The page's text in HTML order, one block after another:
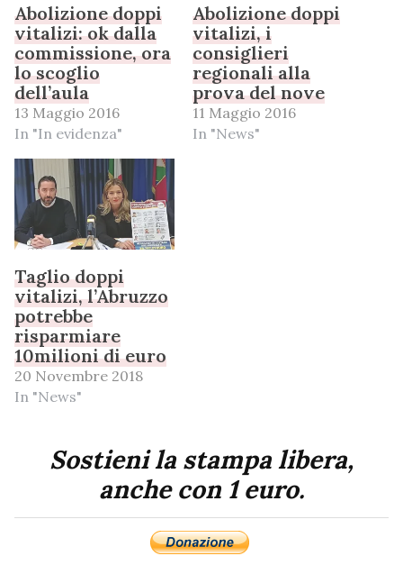
Abolizione doppi
vitalizi: ok dalla
commissione, ora
lo scoglio
dell’aula
13 Maggio 2016
In "In evidenza"
Abolizione doppi
vitalizi, i
consiglieri
regionali alla
prova del nove
11 Maggio 2016
In "News"
Taglio doppi
vitalizi, l’Abruzzo
potrebbe
risparmiare
10milioni di euro
20 Novembre 2018
In "News"
Sostieni la stampa libera,
anche con 1 euro.